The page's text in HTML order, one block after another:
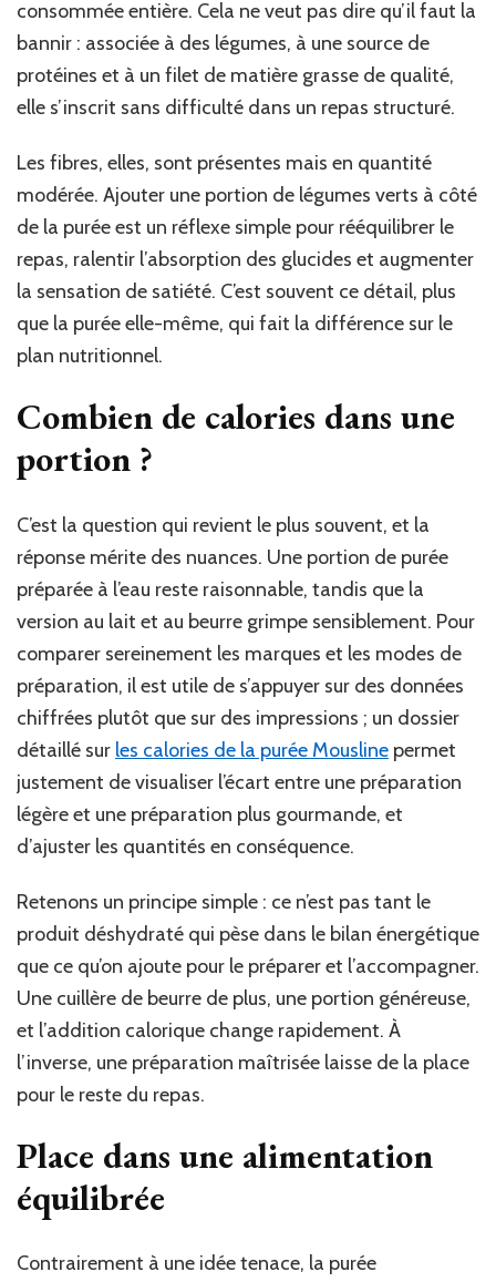
consommée entière. Cela ne veut pas dire qu’il faut la
bannir : associée à des légumes, à une source de
protéines et à un filet de matière grasse de qualité,
elle s’inscrit sans difficulté dans un repas structuré.
Les fibres, elles, sont présentes mais en quantité
modérée. Ajouter une portion de légumes verts à côté
de la purée est un réflexe simple pour rééquilibrer le
repas, ralentir l’absorption des glucides et augmenter
la sensation de satiété. C’est souvent ce détail, plus
que la purée elle-même, qui fait la différence sur le
plan nutritionnel.
Combien de calories dans une
portion ?
C’est la question qui revient le plus souvent, et la
réponse mérite des nuances. Une portion de purée
préparée à l’eau reste raisonnable, tandis que la
version au lait et au beurre grimpe sensiblement. Pour
comparer sereinement les marques et les modes de
préparation, il est utile de s’appuyer sur des données
chiffrées plutôt que sur des impressions ; un dossier
détaillé sur les calories de la purée Mousline permet
justement de visualiser l’écart entre une préparation
légère et une préparation plus gourmande, et
d’ajuster les quantités en conséquence.
Retenons un principe simple : ce n’est pas tant le
produit déshydraté qui pèse dans le bilan énergétique
que ce qu’on ajoute pour le préparer et l’accompagner.
Une cuillère de beurre de plus, une portion généreuse,
et l’addition calorique change rapidement. À
l’inverse, une préparation maîtrisée laisse de la place
pour le reste du repas.
Place dans une alimentation
équilibrée
Contrairement à une idée tenace, la purée